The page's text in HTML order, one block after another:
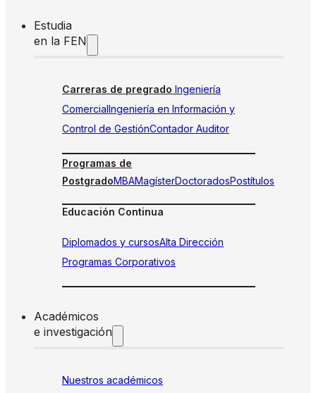
Estudia
en la FEN
Carreras de pregrado Ingeniería
ComercialIngeniería en Información y
Control de GestiónContador Auditor
Programas de
PostgradoMBAMagísterDoctoradosPostítulos
Educación Continua
Diplomados y cursosAlta Dirección
Programas Corporativos
Académicos
e investigación
Nuestros académicos